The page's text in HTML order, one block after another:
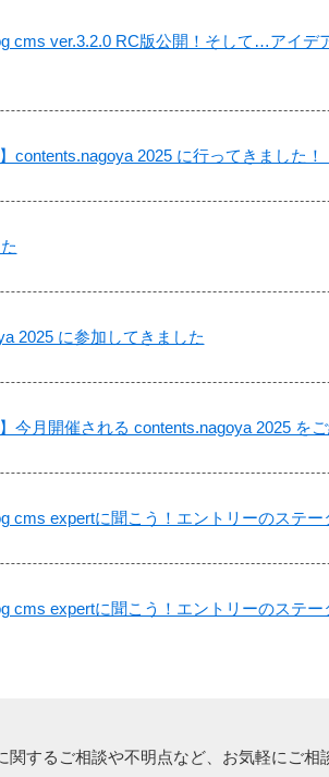
cms ver.3.2.0 RC版公開！そして…アイデ
contents.nagoya 2025 に行ってきました！
2025 に参加してきました
今月開催される contents.nagoya 2025 をご
cms expertに聞こう！エントリーのステ
cms expertに聞こう！エントリーのステ
関する ご相談や不明点など、 お気軽にご相